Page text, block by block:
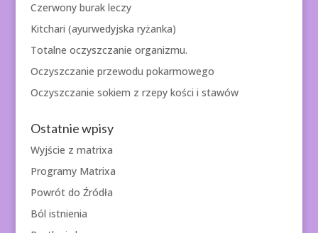
Czerwony burak leczy
Kitchari (ayurwedyjska ryżanka)
Totalne oczyszczanie organizmu.
Oczyszczanie przewodu pokarmowego
Oczyszczanie sokiem z rzepy kości i stawów
Ostatnie wpisy
Wyjście z matrixa
Programy Matrixa
Powrót do Źródła
Ból istnienia